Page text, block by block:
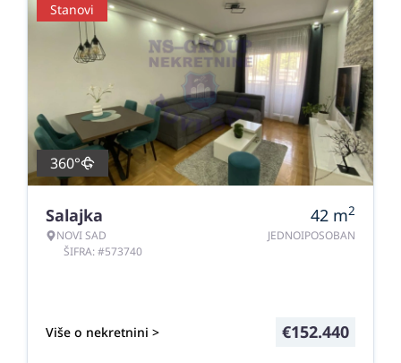
Stanovi
360°
Salajka
NOVI SAD
ŠIFRA: #573740
42 m2
JEDNOIPOSOBAN
Više o nekretnini > €152.440